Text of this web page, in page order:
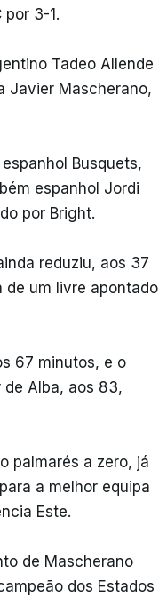
3-1.
Tadeo Allende
Javier Mascherano,
Busquets,
espanhol Jordi
por Bright.
reduziu, aos 37
de um livre apontado
67 minutos, e o
Alba, aos 83,
palmarés a zero, já
a melhor equipa
Este.
de Mascherano
dos Estados